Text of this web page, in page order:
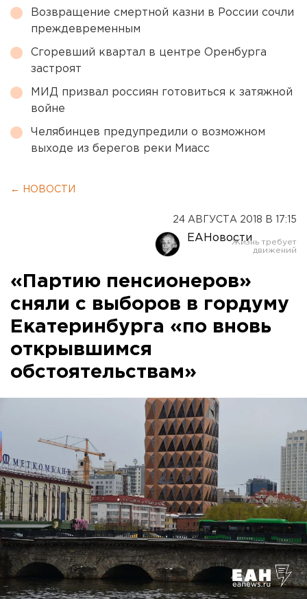
Возвращение смертной казни в России сочли
преждевременным
Сгоревший квартал в центре Оренбурга
застроят
МИД призвал россиян готовиться к затяжной
войне
Челябинцев предупредили о возможном
выходе из берегов реки Миасс
← НОВОСТИ
24 АВГУСТА 2018 В 17:15
ЕАНовости
«Партию пенсионеров»
сняли с выборов в гордуму
Екатеринбурга «по вновь
открывшимся
обстоятельствам»